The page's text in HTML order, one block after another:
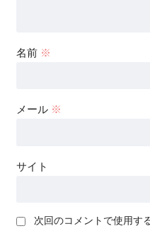
名前 ※
メール ※
サイト
次回のコメントで使用す